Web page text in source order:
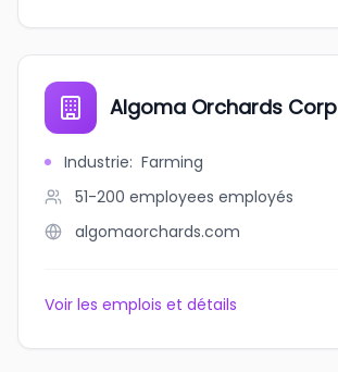
Algoma Orchards Corp
Industrie: Farming
51-200 employees employés
algomaorchards.com
Voir les emplois et détails